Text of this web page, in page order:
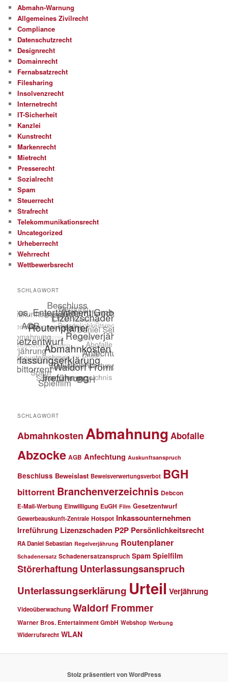
Abmahn-Warnung
Allgemeines Zivilrecht
Compliance
Datenschutzrecht
Designrecht
Domainrecht
Fernabsatzrecht
Filesharing
Insolvenzrecht
Internetrecht
IT-Sicherheit
Kanzlei
Kunstrecht
Markenrecht
Mietrecht
Presserecht
Sozialrecht
Spam
Steuerrecht
Strafrecht
Telekommunikationsrecht
Uncategorized
Urheberrecht
Wehrrecht
Wettbewerbsrecht
SCHLAGWORT
SCHLAGWORT
Abmahnkosten Abmahnung Abofalle
Abzocke AGB Anfechtung Auskunftsanspruch
Beschluss Beweislast Beweisverwertungsverbot BGH
bittorrent Branchenverzeichnis Debcon
E-Mail-Werbung Einwilligung EuGH Film Gesetzentwurf
Gewerbeauskunft-Zentrale Hotspot Inkassounternehmen
Irreführung Lizenzschaden P2P Persönlichkeitsrecht
RA Daniel Sebastian Regelverjährung Routenplaner
Schadenersatz Schadenersatzanspruch Spam Spielfilm
Störerhaftung Unterlassungsanspruch
Unterlassungserklärung Urteil Verjährung
Videoüberwachung Waldorf Frommer
Warner Bros. Entertainment GmbH Webshop Werbung
Widerrufsrecht WLAN
Stolz präsentiert von WordPress